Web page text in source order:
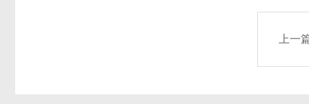
上一